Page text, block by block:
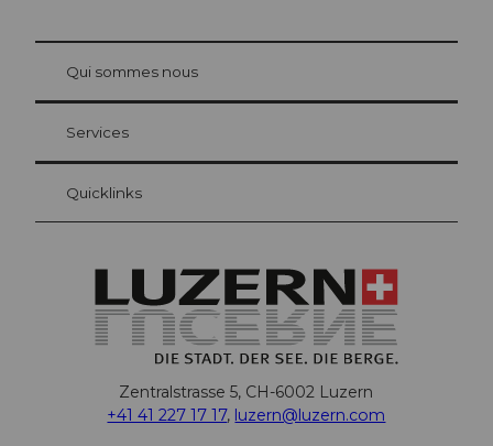
Carte d’hôte Lucerne
Vos avantages en tant qu'hôte pour la nuit
at Bre
Qui sommes nous
Services
Quicklinks
Zentralstrasse 5, CH-6002 Luzern
+41 41 227 17 17, luzern@luzern.com